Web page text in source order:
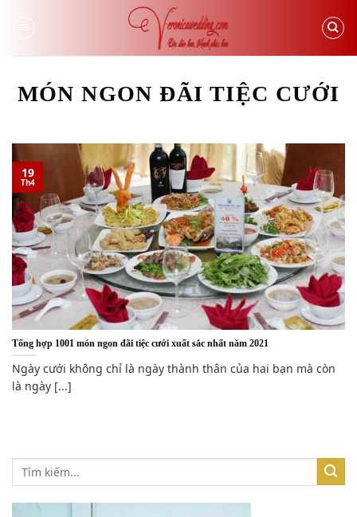
MÓN NGON ĐÃI TIỆC CƯỚI
Tổng hợp 1001 món ngon đãi tiệc cưới xuất sắc nhất năm 2021
Ngày cưới không chỉ là ngày thành thân của hai bạn mà còn
là ngày [...]
19
Th4